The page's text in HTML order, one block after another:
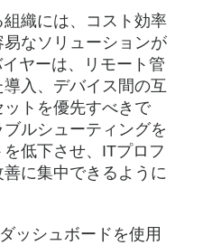
織には、コスト効率
なソリューションが
ヤーは、リモート管
入、デバイス間の互
トを優先すべきで
ルシューティングを
低下させ、ITプロフ
に集中できるように
ダッシュボードを使用